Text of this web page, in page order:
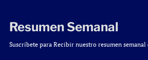
Resumen Semanal
Suscríbete para Recibir nuestro resumen